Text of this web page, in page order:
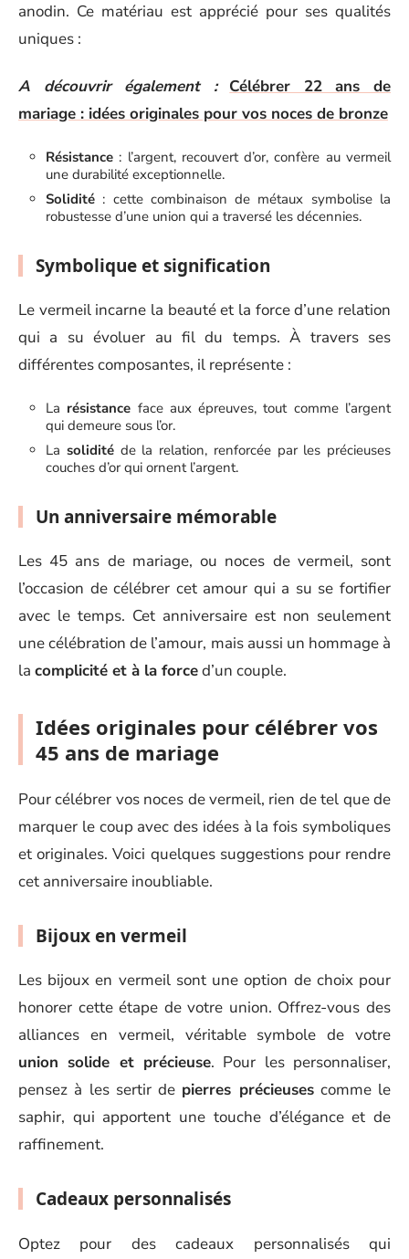
anodin. Ce matériau est apprécié pour ses qualités
uniques :
A découvrir également :
Célébrer 22 ans de
mariage : idées originales pour vos noces de bronze
Résistance : l’argent, recouvert d’or, confère au vermeil
une durabilité exceptionnelle.
Solidité : cette combinaison de métaux symbolise la
robustesse d’une union qui a traversé les décennies.
Symbolique et signification
Le vermeil incarne la beauté et la force d’une relation
qui a su évoluer au fil du temps. À travers ses
différentes composantes, il représente :
La résistance face aux épreuves, tout comme l’argent
qui demeure sous l’or.
La soliditéde la relation, renforcée par les précieuses
couches d’or qui ornent l’argent.
Un anniversaire mémorable
Les 45 ans de mariage, ou noces de vermeil, sont
l’occasion de célébrer cet amour qui a su se fortifier
avec le temps. Cet anniversaire est non seulement
une célébration de l’amour, mais aussi un hommage à
la complicité et à la forced’un couple.
Idées originales pour célébrer vos
45 ans de mariage
Pour célébrer vos noces de vermeil, rien de tel que de
marquer le coup avec des idées à la fois symboliques
et originales. Voici quelques suggestions pour rendre
cet anniversaire inoubliable.
Bijoux en vermeil
Les bijoux en vermeil sont une option de choix pour
honorer cette étape de votre union. Offrez-vous des
alliances en vermeil, véritable symbole de votre
union solide et précieuse. Pour les personnaliser,
pensez à les sertir de pierres précieusescomme le
saphir, qui apportent une touche d’élégance et de
raffinement.
Cadeaux personnalisés
Optez pour des cadeaux personnalisés qui